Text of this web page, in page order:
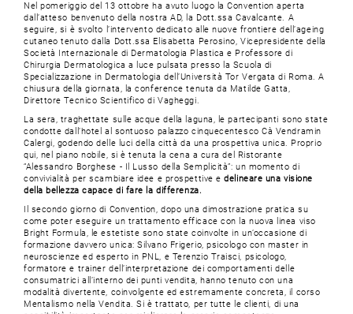
Nel pomeriggio del 13 ottobre ha avuto luogo la Convention aperta
dall’atteso benvenuto della nostra AD, la Dott.ssa Cavalcante. A
seguire, si è svolto l’intervento dedicato alle nuove frontiere dell’ageing
cutaneo tenuto dalla Dott.ssa Elisabetta Perosino, Vicepresidente della
Società Internazionale di Dermatologia Plastica e Professore di
Chirurgia Dermatologica a luce pulsata presso la Scuola di
Specializzazione in Dermatologia dell’Università Tor Vergata di Roma. A
chiusura della giornata, la conference tenuta da Matilde Gatta,
Direttore Tecnico Scientifico di Vagheggi.
La sera, traghettate sulle acque della laguna, le partecipanti sono state
condotte dall’hotel al sontuoso palazzo cinquecentesco Cà Vendramin
Calergi, godendo delle luci della città da una prospettiva unica. Proprio
qui, nel piano nobile, si è tenuta la cena a cura del Ristorante
“Alessandro Borghese - Il Lusso della Semplicità”: un momento di
convivialità per scambiare idee e prospettive edelineare una visione
della bellezza capace di fare la differenza.
Il secondo giorno di Convention, dopo una dimostrazione pratica su
come poter eseguire un trattamento efficace con la nuova linea viso
Bright Formula, le estetiste sono state coinvolte in un’occasione di
formazione davvero unica: Silvano Frigerio, psicologo con master in
neuroscienze ed esperto in PNL, e Terenzio Traisci, psicologo,
formatore e trainer dell’interpretazione dei comportamenti delle
consumatrici all’interno dei punti vendita, hanno tenuto con una
modalità divertente, coinvolgente ed estremamente concreta, il corso
Mentalismo nella Vendita. Si è trattato, per tutte le clienti, di una